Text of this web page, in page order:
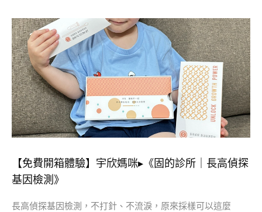
【免費開箱體驗】宇欣媽咪▸《固的診所｜長高偵探
基因檢測》
長高偵探基因檢測，不打針、不流淚，原來採樣可以這麼